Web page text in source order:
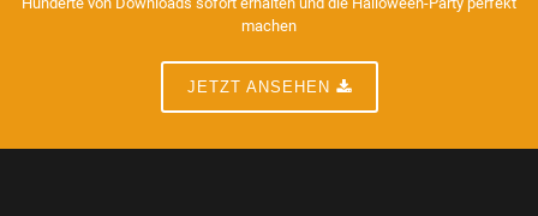
machen
JETZT ANSEHEN